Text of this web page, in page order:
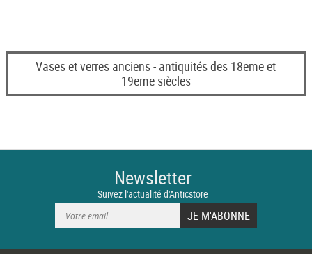
Vases et verres anciens - antiquités des 18eme et
19eme siècles
Newsletter
Suivez l'actualité d'Anticstore